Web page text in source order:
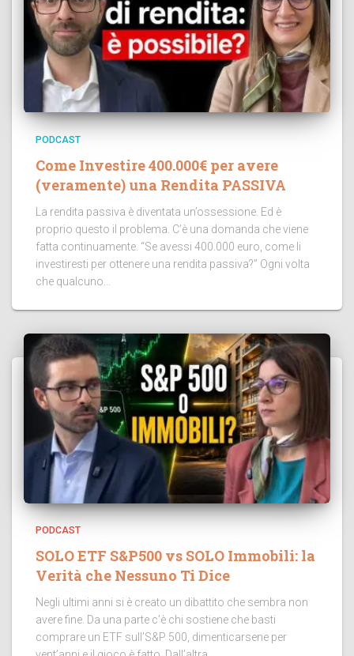
PODCAST
Come Investire 400.000€ per avere
(veramente) una Rendita PASSIVA
La rendita passiva è diventata un’ossessione. Ed è
proprio questo il problema. C’è una domanda che viene
fatta continuamente. “Se avessi 400.000 euro, come li
investiresti per ottenere una rendita passiva?” Ogni volta
che qualcuno...
PODCAST
SOLO ETF S&P500 vs SOLO Immobili: la
Verità che Nessuno Ti Dice
Negli ultimi anni si è creato un dibattito che sembra non
avere fine. Da una parte c’è chi sostiene che basti
comprare un ETF sull’S&P 500, dimenticarsene per